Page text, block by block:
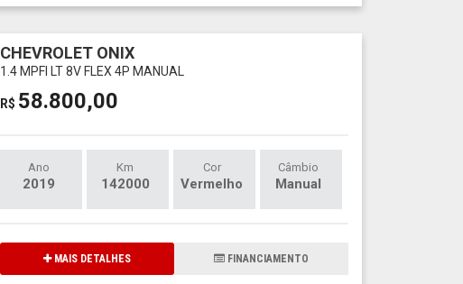
CHEVROLET ONIX
1.4 MPFI LT 8V FLEX 4P MANUAL
R$ 58.800,00
Ano
2019
Km
142000
Cor
Vermelho
Câmbio
Manual
MAIS DETALHES FINANCIAMENTO